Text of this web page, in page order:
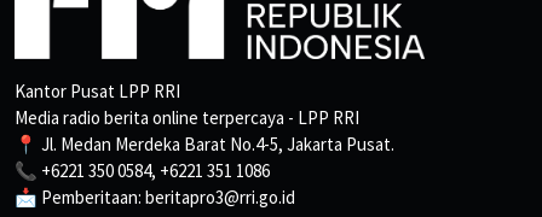
Kantor Pusat LPP RRI
Media radio berita online terpercaya - LPP RRI
📍 Jl. Medan Merdeka Barat No.4-5, Jakarta Pusat.
📞 +6221 350 0584, +6221 351 1086
📩 Pemberitaan: beritapro3@rri.go.id